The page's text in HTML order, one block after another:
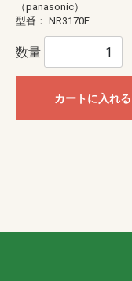
（panasonic）
型番： NR3170F
数量
カートに入れる